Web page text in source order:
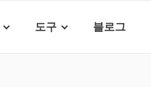
도구 블로그